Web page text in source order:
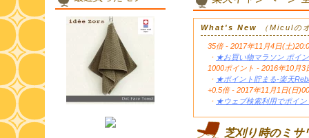
What's New （Miculの
35倍 - 2017年11月4日(土
・ ★お買い物マラソン ポイ
1000ポイント - 2016年10月
・ ★ポイント貯まる-楽天
+0.5倍 - 2017年11月1日(日
・ ★ウェブ検索利用でポイン
芝刈り時のミサ